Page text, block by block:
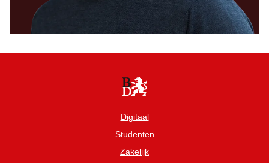
Digitaal
Studenten
Zakelijk